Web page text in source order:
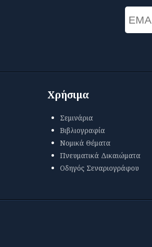
Χρήσιμα
Σεμινάρια
Βιβλιογραφία
Νομικά Θέματα
Πνευματικά Δικαιώματα
Οδηγός Σεναριογράφου